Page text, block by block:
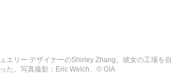
エリー デザイナーのShirley Zhang。彼女の工場を
た。写真撮影：Eric Welch、© GIA